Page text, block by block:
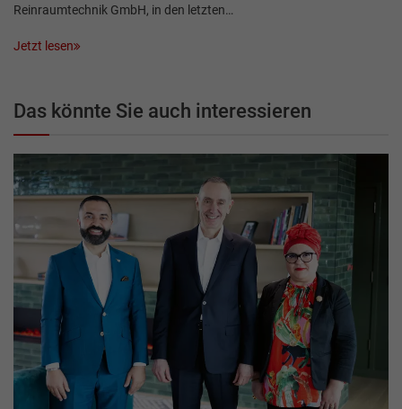
Reinraumtechnik GmbH, in den letzten…
Jetzt lesen
Das könnte Sie auch interessieren